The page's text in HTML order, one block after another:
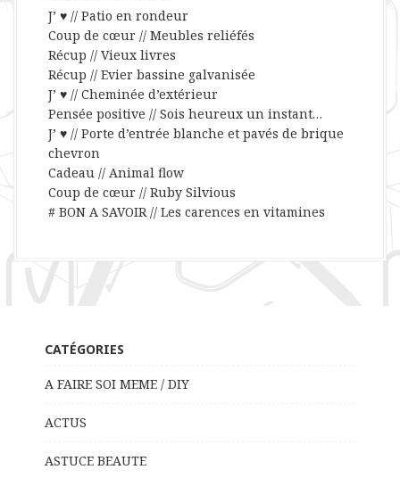
J’ ♥ // Patio en rondeur
Coup de cœur // Meubles reliéfés
Récup // Vieux livres
Récup // Evier bassine galvanisée
J’ ♥ // Cheminée d’extérieur
Pensée positive // Sois heureux un instant…
J’ ♥ // Porte d’entrée blanche et pavés de brique
chevron
Cadeau // Animal flow
Coup de cœur // Ruby Silvious
# BON A SAVOIR // Les carences en vitamines
CATÉGORIES
A FAIRE SOI MEME / DIY
ACTUS
ASTUCE BEAUTE